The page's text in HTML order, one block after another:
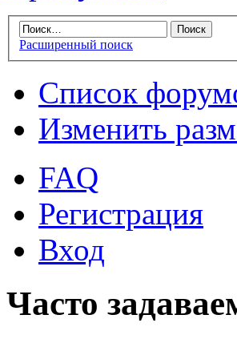
Расширенный поиск
Список
Изменить
FAQ
Регистрация
Вход
Часто